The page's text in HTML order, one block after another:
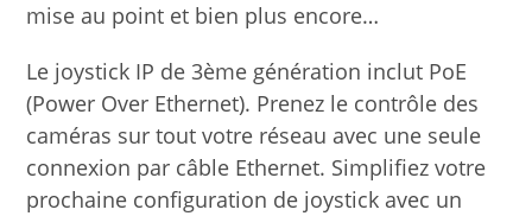
mise au point et bien plus encore…
Le joystick IP de 3ème génération inclut PoE
(Power Over Ethernet). Prenez le contrôle des
caméras sur tout votre réseau avec une seule
connexion par câble Ethernet. Simplifiez votre
prochaine configuration de joystick avec un